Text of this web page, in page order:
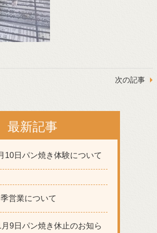
次の記事
最新記事
10日パン焼き体験について
営業について
月9日パン焼き休止のお知ら